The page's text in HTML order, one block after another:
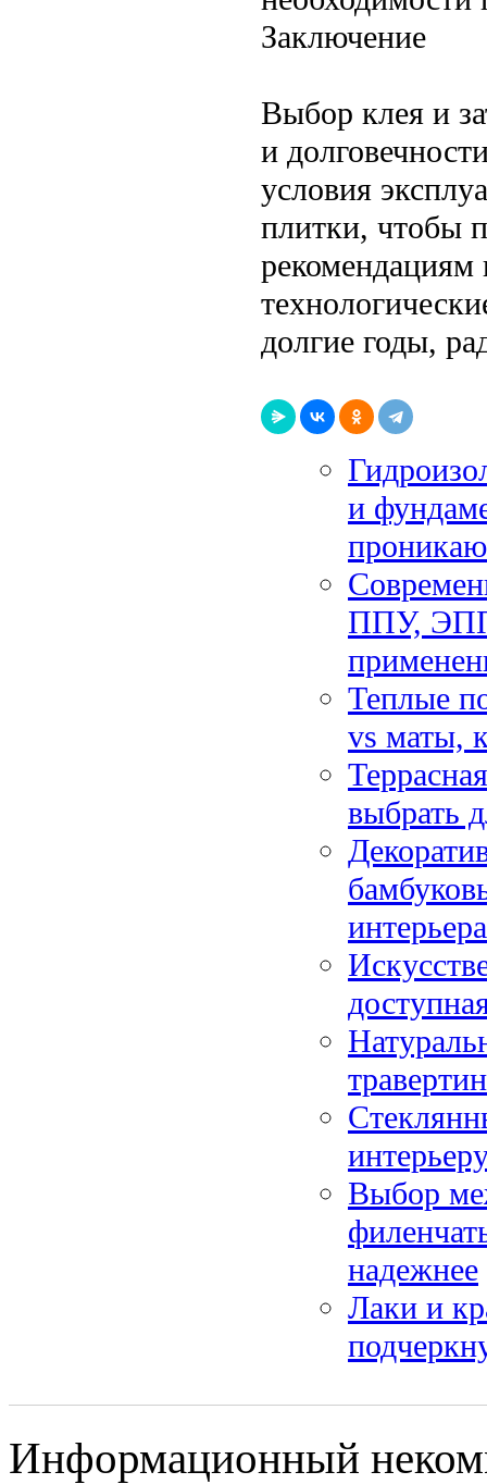
Заключение
Выбор клея и
и
условия
плитки, чтобы
рекомендациям
долгие годы,
и
ППУ,
Теплые
vs маты,
выбрать
интерьера
Выбор
надежнее
Лаки и
Информационный